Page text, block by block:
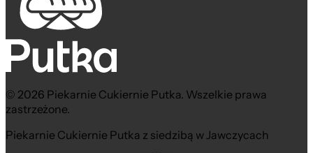
© 2026 Piekarnie Cukiernie Putka. Wszelkie prawa
zastrzeżone.
Piekarnie Cukiernie Putka z siedzibą w Jawczycach